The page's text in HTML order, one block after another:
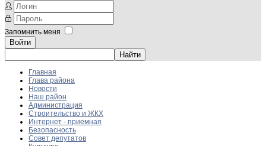
Запомнить меня
Войти
Главная
Глава района
Новости
Наш район
Администрация
Строительство и ЖКХ
Интернет - приемная
Безопасность
Совет депутатов